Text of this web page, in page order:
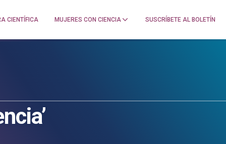
CIENTÍFICA MUJERES CON CIENCIA SUSCRÍBETE AL BOLETÍN